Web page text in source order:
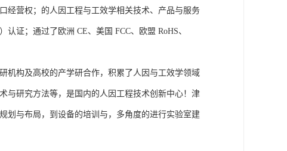
经营权；的人因工程与工效学相关技术、产品与服务
证；通过了欧洲 CE、美国 FCC、欧盟 RoHS、
机构及高校的产学研合作，积累了人因与工效学领域
与研究方法等，是国内的人因工程技术创新中心！津
划与布局，到设备的培训与，多角度的进行实验室建